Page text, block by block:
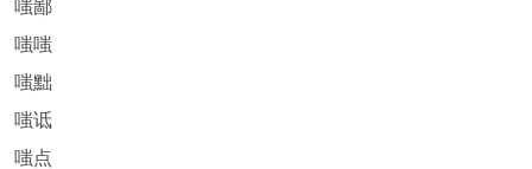
嗤鄙
嗤嗤
嗤黜
嗤诋
嗤点